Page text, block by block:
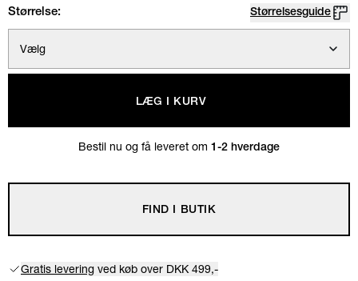
Størrelse: Størrelsesguide
Vælg
LÆG I KURV
Bestil nu og få leveret om 1-2 hverdage
FIND I BUTIK
Gratis levering ved køb over DKK 499,-